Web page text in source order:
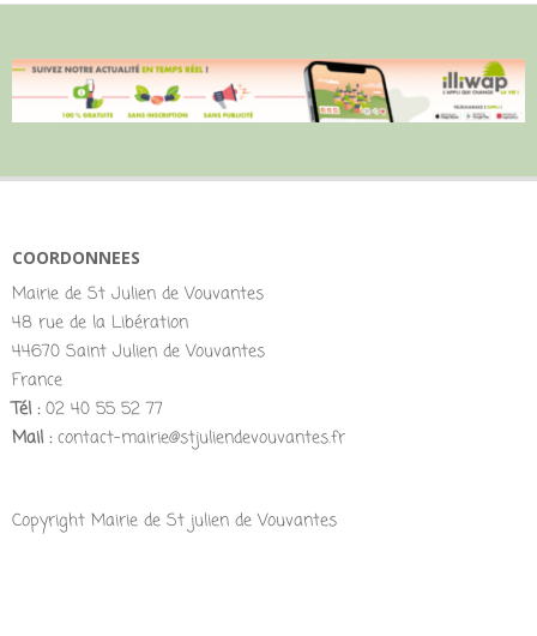
COORDONNEES
Mairie de St Julien de Vouvantes
48 rue de la Libération
44670 Saint Julien de Vouvantes
France
Tél :02 40 55 52 77
Mail :contact-mairie@stjuliendevouvantes.fr
Copyright Mairie de St julien de Vouvantes